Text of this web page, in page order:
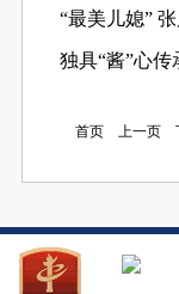
独具“酱”心传
首页 上一页